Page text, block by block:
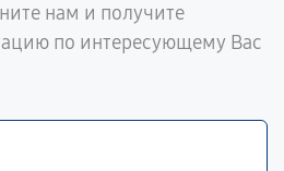
нам и получите
по интересующему Вас